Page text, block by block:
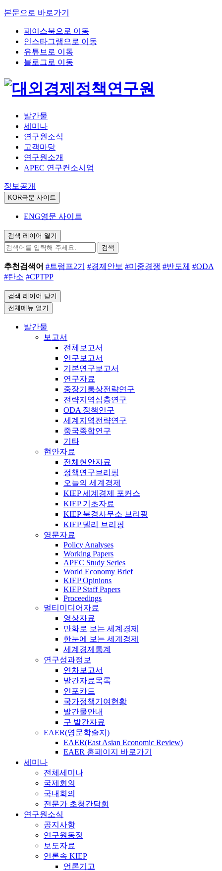
본문으로 바로가기
페이스북으로 이동
인스타그램으로 이동
유튜브로 이동
블로그로 이동
발간물
세미나
연구원소식
고객마당
연구원소개
APEC 연구컨소시엄
정보공개
KOR국문 사이트
ENG영문 사이트
검색 레이어 열기
검색
추천검색어 #트럼프2기 #경제안보 #미중경쟁 #반도체 #ODA
#탄소 #CPTPP
검색 레이어 닫기
전체메뉴 열기
발간물
보고서
전체보고서
연구보고서
기본연구보고서
연구자료
중장기통상전략연구
전략지역심층연구
ODA 정책연구
세계지역전략연구
중국종합연구
기타
현안자료
전체현안자료
정책연구브리핑
오늘의 세계경제
KIEP 세계경제 포커스
KIEP 기초자료
KIEP 북경사무소 브리핑
KIEP 델리 브리핑
영문자료
Policy Analyses
Working Papers
APEC Study Series
World Economy Brief
KIEP Opinions
KIEP Staff Papers
Proceedings
멀티미디어자료
영상자료
만화로 보는 세계경제
한눈에 보는 세계경제
세계경제통계
연구성과정보
연차보고서
발간자료목록
인포카드
국가정책기여현황
발간물안내
구 발간자료
EAER(영문학술지)
EAER(East Asian Economic Review)
EAER 홈페이지 바로가기
세미나
전체세미나
국제회의
국내회의
전문가 초청간담회
연구원소식
공지사항
연구원동정
보도자료
언론속 KIEP
언론기고